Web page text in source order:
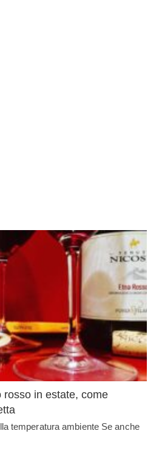
rosso in estate, come
temperatura ambiente Se anche